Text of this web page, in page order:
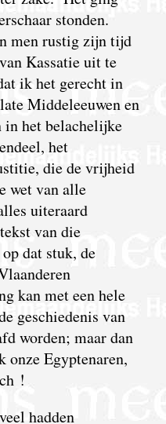
stonden.
men rustig zijn tijd
Kassatie uit te
ik het gerecht in
Middeleeuwen en
in het belachelijke
het
die de vrijheid
wet van alle
uiteraard
van die
dat stuk, de
kan met een hele
geschiedenis van
worden; maar dan
onze Egyptenaren,
!
hadden